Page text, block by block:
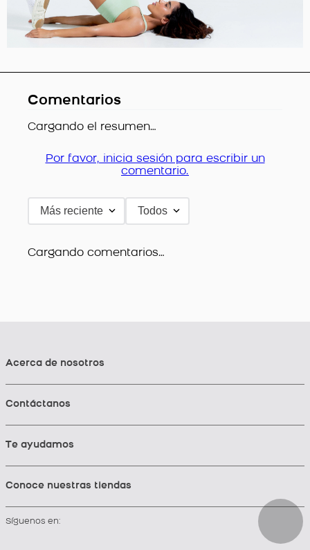
Comentarios
Cargando el resumen…
Por favor, inicia sesión para escribir un
comentario.
Más reciente Todos
Cargando comentarios…
Acerca de nosotros
Contáctanos
Te ayudamos
Conoce nuestras tiendas
Síguenos en: